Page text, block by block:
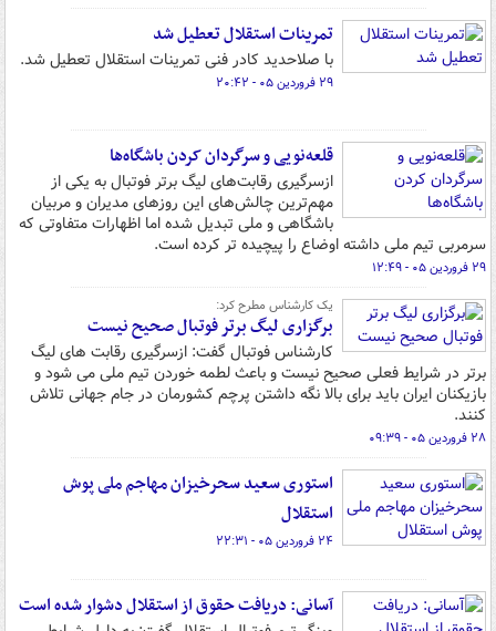
تمرینات استقلال تعطیل شد
با صلاحدید کادر فنی تمرینات استقلال تعطیل شد.
۲۹ فروردین ۰۵ - ۲۰:۴۲
قلعه‌نویی و سرگردان کردن باشگاه‌ها
ازسرگیری رقابت‌های لیگ برتر فوتبال به یکی از
مهم‌ترین چالش‌های این روزهای مدیران و مربیان
باشگاهی و ملی تبدیل شده اما اظهارات متفاوتی که
سرمربی تیم ملی داشته اوضاع را پیچیده تر کرده است.
۲۹ فروردین ۰۵ - ۱۲:۴۹
یک کارشناس مطرح کرد:
برگزاری لیگ برتر فوتبال صحیح نیست
کارشناس فوتبال گفت: ازسرگیری رقابت های لیگ
برتر در شرایط فعلی صحیح نیست و باعث لطمه خوردن تیم ملی می شود و
بازیکنان ایران باید برای بالا نگه داشتن پرچم کشورمان در جام جهانی تلاش
کنند.
۲۸ فروردین ۰۵ - ۰۹:۳۹
استوری سعید سحرخیزان مهاجم ملی پوش
استقلال
۲۴ فروردین ۰۵ - ۲۲:۳۱
آسانی: دریافت حقوق از استقلال دشوار شده است